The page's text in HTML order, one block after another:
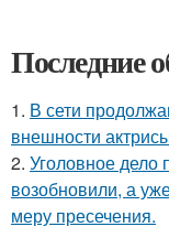
Последние
1. В сети
внешности
2. Уголовное дело
возобновили, а
меру пресечения.